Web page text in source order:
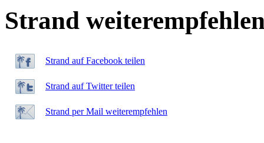
Strand
Strand auf Facebook teilen
Strand auf Twitter teilen
Strand per Mail weiterempfehlen